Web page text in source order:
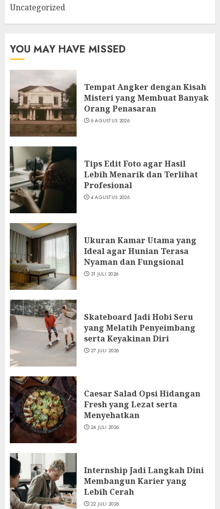
Uncategorized
YOU MAY HAVE MISSED
Tempat Angker dengan Kisah
Misteri yang Membuat Banyak
Orang Penasaran
6 AGUSTUS 2026
Tips Edit Foto agar Hasil
Lebih Menarik dan Terlihat
Profesional
4 AGUSTUS 2026
Ukuran Kamar Utama yang
Ideal agar Hunian Terasa
Nyaman dan Fungsional
31 JULI 2026
Skateboard Jadi Hobi Seru
yang Melatih Penyeimbang
serta Keyakinan Diri
27 JULI 2026
Caesar Salad Opsi Hidangan
Fresh yang Lezat serta
Menyehatkan
24 JULI 2026
Internship Jadi Langkah Dini
Membangun Karier yang
Lebih Cerah
22 JULI 2026